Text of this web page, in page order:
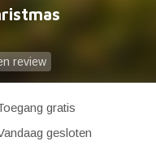
review
gratis
Vandaag gesloten